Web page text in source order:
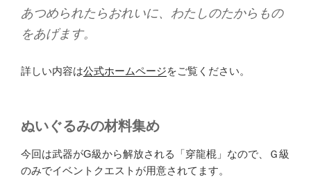
あつめられたらおれいに、わたしのたからもの
をあげます。
詳しい内容は公式ホームページをご覧ください。
ぬいぐるみの材料集め
今回は武器がG級から解放される「穿龍棍」なので、Ｇ級
のみでイベントクエストが用意されてます。